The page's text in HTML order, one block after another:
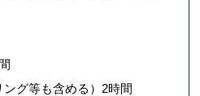
グ等も含める）2時間